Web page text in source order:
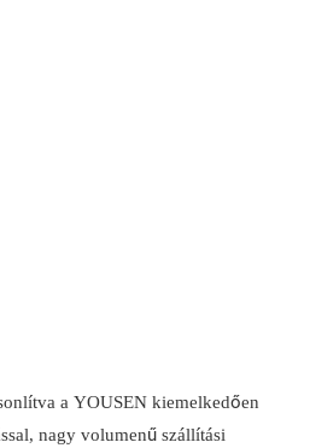
a YOUSEN kiemelkedően
nagy volumenű szállítási